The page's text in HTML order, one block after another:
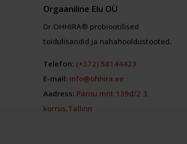
Orgaaniline Elu OÜ
Dr.OHHIRA® probiootilised
toidulisandid ja nahahooldustooted.
Telefon: (+372) 58144423
E-mail: info@ohhira.ee
Aadress: Pärnu mnt 139d/2 3.
korrus,Tallinn